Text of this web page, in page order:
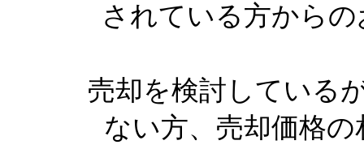
されている方から
売却を検討している
ない方、売却価格